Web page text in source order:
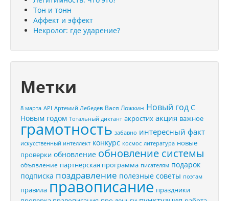
Тон и тонн
Аффект и эффект
Некролог: где ударение?
Метки
8 марта API Артемий Лебедев Вася Ложкин Новый год С
Новым годом Тотальный диктант акростих акция важное
грамотность забавно интересный факт
искусственный интеллект конкурс космос литература новые
проверки обновление обновление системы
объявление партнёрская программа писателям подарок
подписка поздравление полезные советы поэтам
правила правописание праздники